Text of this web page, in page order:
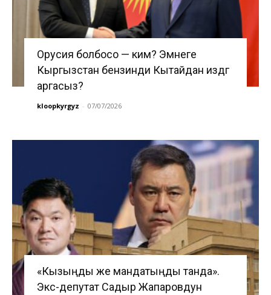
Орусия болбосо — ким? Эмнеге
Кыргызстан бензинди Кытайдан издөөгө
аргасыз?
kloopkyrgyz - 07/07/2026
«Кызыңды же мандатыңды танда».
Экс-депутат Садыр Жапаровдун